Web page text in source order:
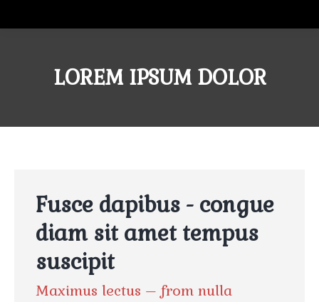
LOREM IPSUM DOLOR
Fusce dapibus - congue
diam sit amet tempus
suscipit
Maximus lectus – from nulla